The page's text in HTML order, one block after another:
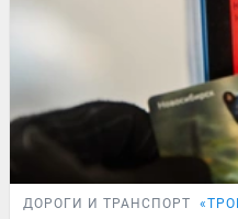
ДОРОГИ И ТРАНСПОРТ